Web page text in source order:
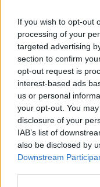
If you wish to opt-out
processing of your
targeted advertising
section to confirm
opt-out request is
interest-based ads
us or personal
your opt-out. You
disclosure of your
IAB’s list of
also be disclosed by
Downstream
Kaip pranešė
vasario 4 d.
Ateities g.,
vairuojamas ne
neuniformuoto
apskrities VPK
partrenkė
išbėgusią